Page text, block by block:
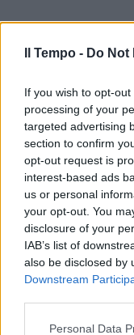
Il Tempo - Do
If you wish to opt-
processing of your
targeted advertising
section to confirm
opt-out request is
interest-based ads
us or personal
your opt-out. You
disclosure of your
IAB’s list of
also be disclosed by
Downstream
Personal Data